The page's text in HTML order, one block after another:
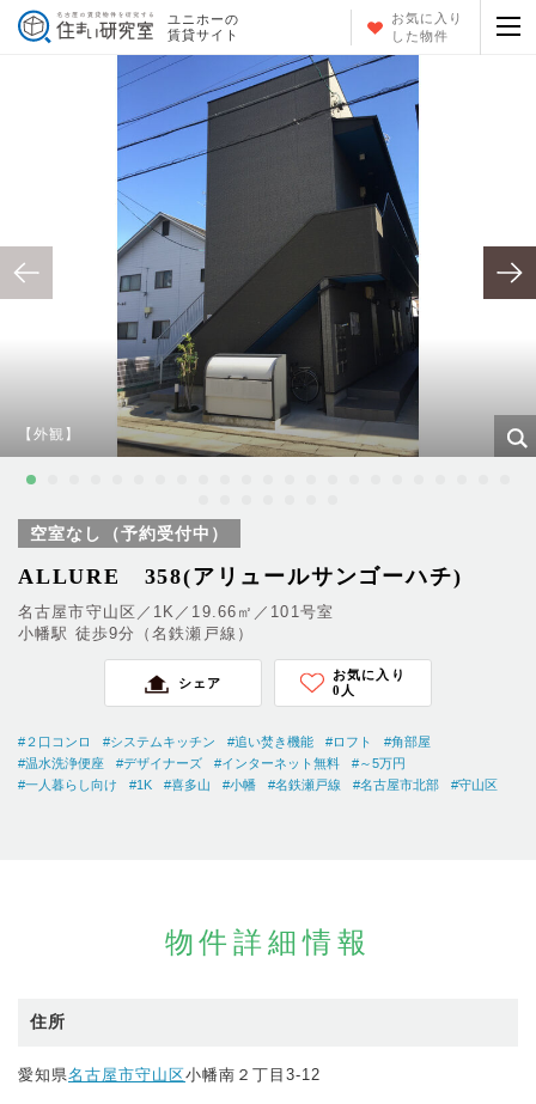
ユニホーの
賃貸サイト
お気に入り
した物件
【外観】
空室なし（予約受付中）
ALLURE 358(アリュールサンゴーハチ)
名古屋市守山区／1K／19.66㎡／101号室
小幡駅 徒歩9分（名鉄瀬戸線）
シェア
お気に入り
0 人
#２口コンロ #システムキッチン #追い焚き機能 #ロフト
#角部屋
#温水洗浄便座
#デザイナーズ #インターネット無料
#～5万円
#一人暮らし向け
#1K #喜多山 #小幡 #名鉄瀬戸線 #名古屋市北部 #守山区
物件詳細情報
住所
愛知県名古屋市守山区小幡南２丁目3-12